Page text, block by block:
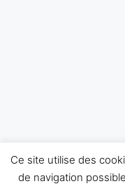
Ce site utilise des
de navigation